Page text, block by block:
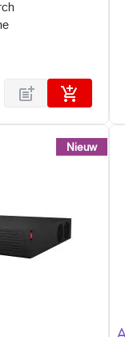
Nieuw
Nieuw